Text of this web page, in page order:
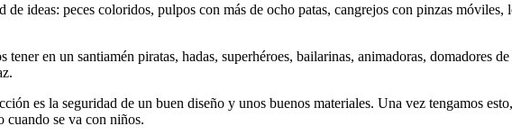
ideas: peces coloridos, pulpos con más de ocho patas, cangrejos con pinzas móviles,
tener en un santiamén piratas, hadas, superhéroes, bailarinas, animadoras,
es la seguridad de un buen diseño y unos buenos materiales. Una vez tengamos
cuando se va con niños.